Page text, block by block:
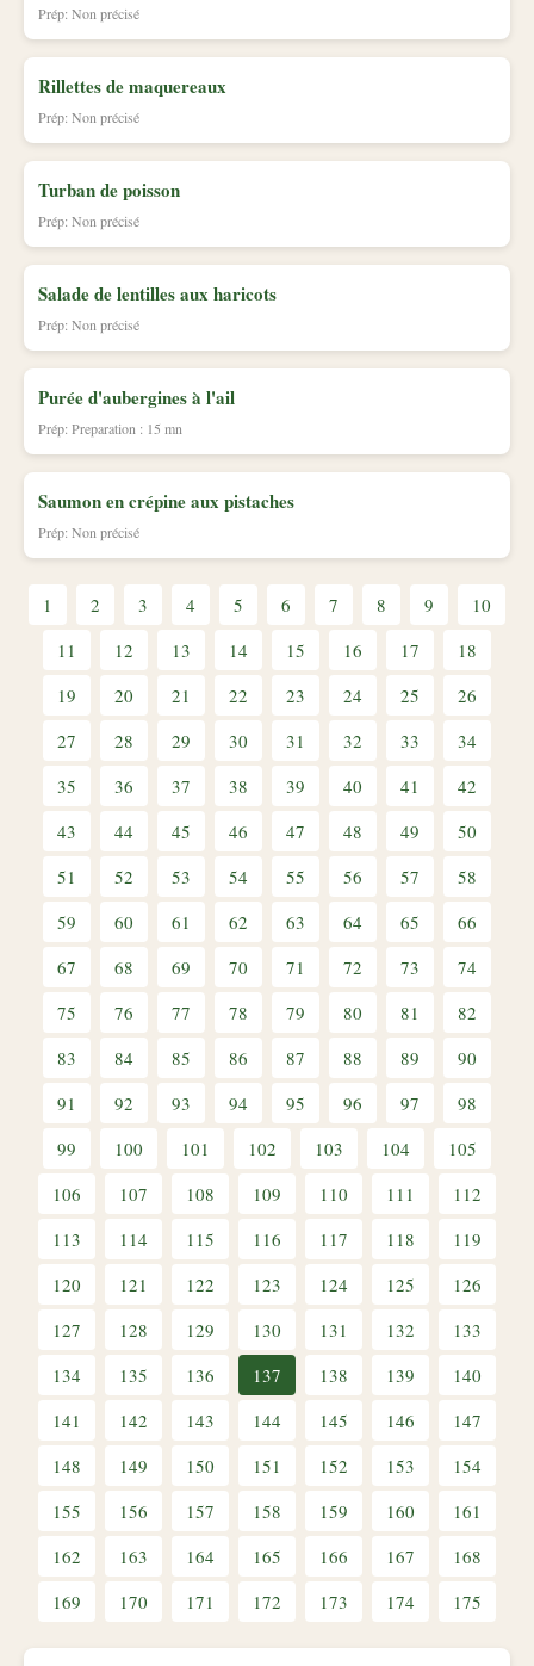
Prép: Non précisé
Rillettes de maquereaux
Prép: Non précisé
Turban de poisson
Prép: Non précisé
Salade de lentilles aux haricots
Prép: Non précisé
Purée d'aubergines à l'ail
Prép: Preparation : 15 mn
Saumon en crépine aux pistaches
Prép: Non précisé
1 2 3 4 5 6 7 8 9
10
11
12 13 14 15 16 17
18
19
20 21 22 23 24 25
26
27
28 29 30 31 32 33
34
35
36 37 38 39 40 41
42
43
44 45 46 47 48 49
50
51
52 53 54 55 56 57
58
59
60 61 62 63 64 65
66
67
68 69 70 71 72 73
74
75
76 77 78 79 80 81
82
83
84 85 86 87 88 89
90
91
92 93 94 95 96 97
98
99
100 101 102 103 104
105
106
107 108 109 110 111
112
113
114 115 116 117 118
119
120
121 122 123 124 125
126
127
128 129 130 131 132
133
134
135 136 137 138 139
140
141
142 143 144 145 146
147
148
149 150 151 152 153
154
155
156 157 158 159 160
161
162
163 164 165 166 167
168
169
170 171 172 173 174 175